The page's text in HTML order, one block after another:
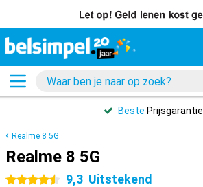
Beste Prijsgarantie
Realme 8 5G
Realme 8 5G
4.5 sterren 9,3 Uitstekend